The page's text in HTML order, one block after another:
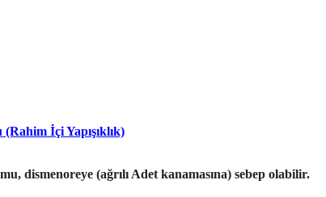
İçi Yapışıklık)
dismenoreye (ağrılı Adet kanamasına) sebep olabilir.